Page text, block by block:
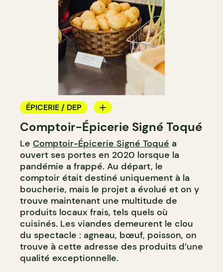
ÉPICERIE / DEP
BOUCHERIE
Comptoir-Épicerie Signé Toqué
Le Comptoir-Épicerie Signé Toqué a
ouvert ses portes en 2020 lorsque la
pandémie a frappé. Au départ, le
comptoir était destiné uniquement à la
boucherie, mais le projet a évolué et on y
trouve maintenant une multitude de
produits locaux frais, tels quels où
cuisinés. Les viandes demeurent le clou
du spectacle : agneau, bœuf, poisson, on
trouve à cette adresse des produits d’une
qualité exceptionnelle.